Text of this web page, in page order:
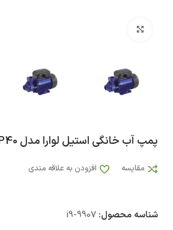
پمپ آب خانگی استیل لوارا مدل P40
مقایسه افزودن به علاقه مندی
شناسه محصول: i9-9907